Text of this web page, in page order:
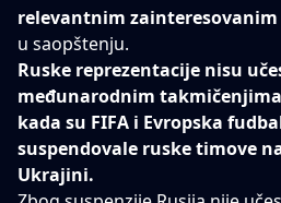
relevantnim
u saopštenju.
Ruske reprezentacije nisu
međunarodnim takmičenjima
kada su FIFA i Evropska
suspendovale ruske timove
Ukrajini.